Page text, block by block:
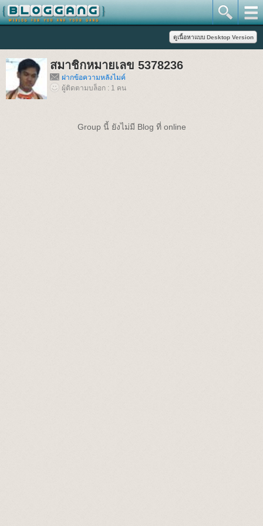
สมาชิกหมายเลข 5378236
ฝากข้อความหลังไมค์
ผู้ติดตามบล็อก : 1 คน
Group นี้ ยังไม่มี Blog ที่ online